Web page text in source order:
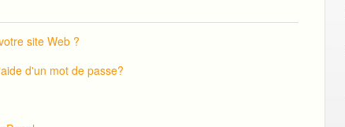
site Web ?
d'un mot de passe?